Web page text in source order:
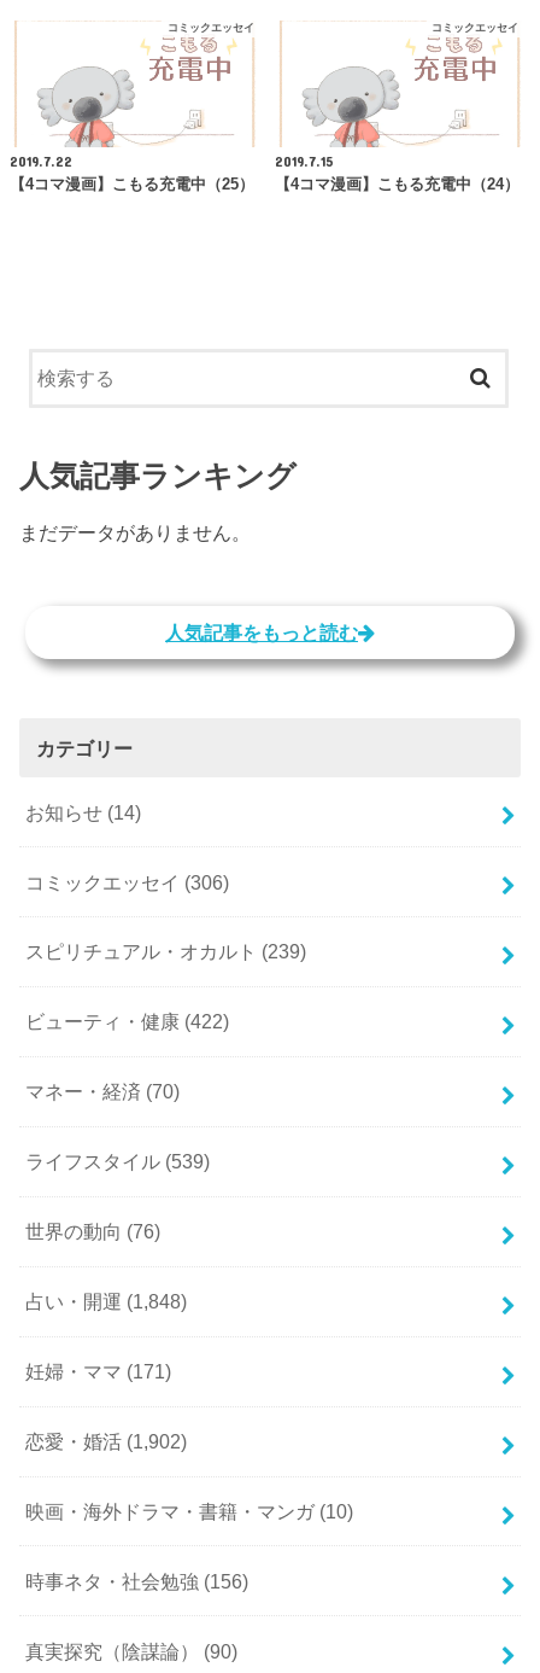
コミックエッセイ
2019.7.22
【4コマ漫画】こもる充電中（25）
コミックエッセイ
2019.7.15
【4コマ漫画】こもる充電中（24）
人気記事ランキング
まだデータがありません。
人気記事をもっと読む
カテゴリー
お知らせ (14)
コミックエッセイ (306)
スピリチュアル・オカルト (239)
ビューティ・健康 (422)
マネー・経済 (70)
ライフスタイル (539)
世界の動向 (76)
占い・開運 (1,848)
妊婦・ママ (171)
恋愛・婚活 (1,902)
映画・海外ドラマ・書籍・マンガ (10)
時事ネタ・社会勉強 (156)
真実探究（陰謀論） (90)